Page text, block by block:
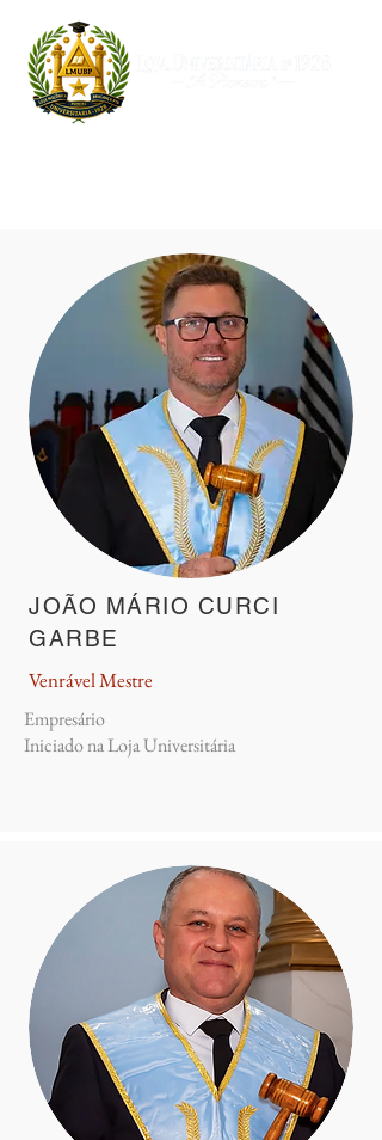
JOÃO MÁRIO CURCI
GARBE
Venrável Mestre
Empresário
Iniciado na Loja Universitária